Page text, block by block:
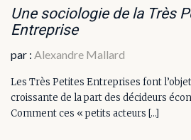
Une sociologie de la Très
Entreprise
par : Alexandre Mallard
Les Très Petites Entreprises font
croissante de la part des décideurs
Comment ces « petits acteurs […]